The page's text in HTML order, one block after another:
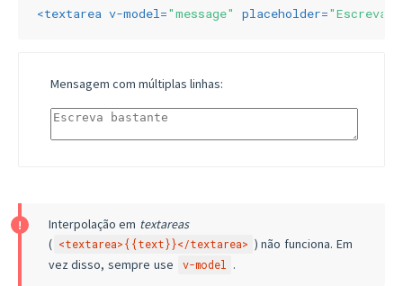
<textarea v-model ="message" placeholder="Escreva
Mensagem com múltiplas linhas:
Interpolação em textareas
( <textarea>{{text}}</textarea> ) não funciona. Em
vez disso, sempre use
v-model .